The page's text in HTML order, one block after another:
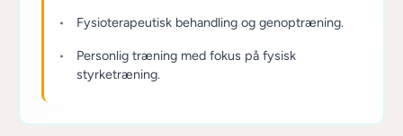
Fysioterapeutisk behandling og genoptræning.
Personlig træning med fokus på fysisk
styrketræning.